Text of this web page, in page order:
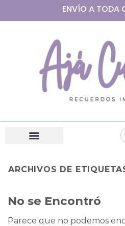
ENVÍO A TODA
ARCHIVOS DE
No se Encontró
Parece que no podemos